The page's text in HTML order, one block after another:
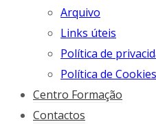
Arquivo
Links úteis
Política de
Política de Cookies
Centro Formação
Contactos